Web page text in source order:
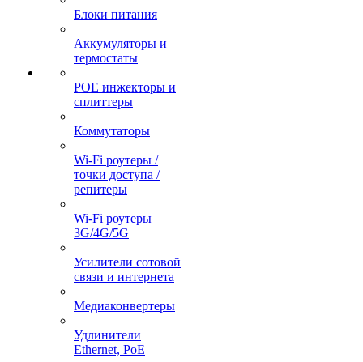
Блоки питания
Аккумуляторы и
термостаты
POE инжекторы и
сплиттеры
Коммутаторы
Wi-Fi роутеры /
точки доступа /
репитеры
Wi-Fi роутеры
3G/4G/5G
Усилители сотовой
связи и интернета
Медиаконвертеры
Удлинители
Ethernet, PoE